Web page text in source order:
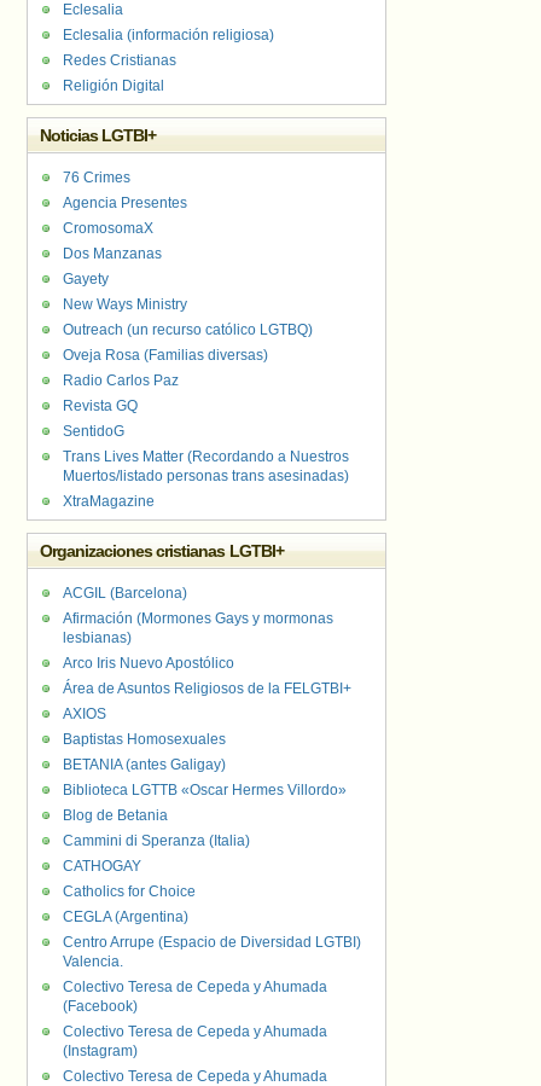
Eclesalia
Eclesalia (información religiosa)
Redes Cristianas
Religión Digital
Noticias LGTBI+
76 Crimes
Agencia Presentes
CromosomaX
Dos Manzanas
Gayety
New Ways Ministry
Outreach (un recurso católico LGTBQ)
Oveja Rosa (Familias diversas)
Radio Carlos Paz
Revista GQ
SentidoG
Trans Lives Matter (Recordando a Nuestros
Muertos/listado personas trans asesinadas)
XtraMagazine
Organizaciones cristianas LGTBI+
ACGIL (Barcelona)
Afirmación (Mormones Gays y mormonas
lesbianas)
Arco Iris Nuevo Apostólico
Área de Asuntos Religiosos de la FELGTBI+
AXIOS
Baptistas Homosexuales
BETANIA (antes Galigay)
Biblioteca LGTTB «Oscar Hermes Villordo»
Blog de Betania
Cammini di Speranza (Italia)
CATHOGAY
Catholics for Choice
CEGLA (Argentina)
Centro Arrupe (Espacio de Diversidad LGTBI)
Valencia.
Colectivo Teresa de Cepeda y Ahumada
(Facebook)
Colectivo Teresa de Cepeda y Ahumada
(Instagram)
Colectivo Teresa de Cepeda y Ahumada